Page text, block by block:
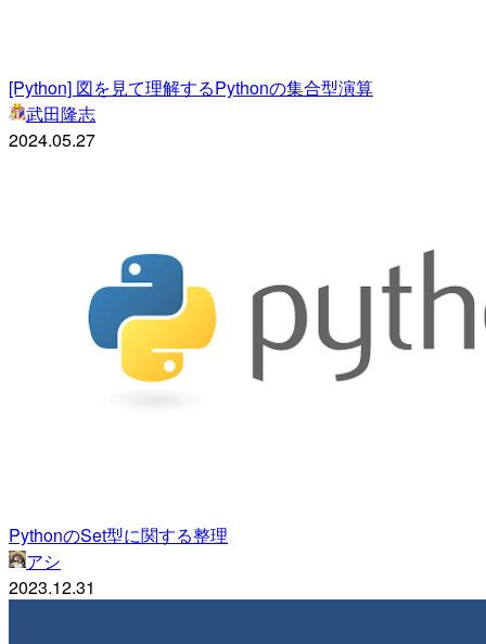
[Python] 図を見て理解するPythonの集合型演算
武田隆志
2024.05.27
PythonのSet型に関する整理
アシ
2023.12.31